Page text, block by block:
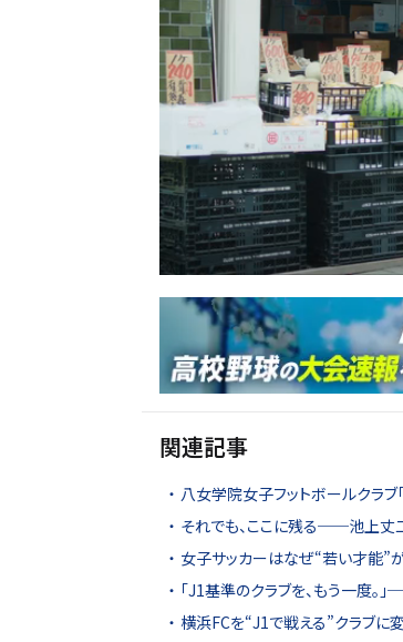
関連記事
八女学院女子フットボールクラ
それでも、ここに残る──池上丈二
女子サッカーはなぜ“若い才能”
「J1基準のクラブを、もう一度。
横浜FCを“J1で戦える”クラブに